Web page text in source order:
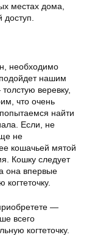
местах дома,
необходимо
подойдет нашим
веревку,
что очень
найти
Если, не
не
кошачьей мятой
Кошку следует
она впервые
когтеточку.
—
всего
когтеточку.